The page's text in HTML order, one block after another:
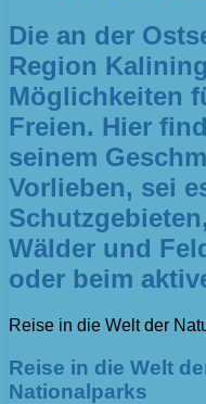
Die an der
Region
Möglichkeiten
Freien. Hier
seinem
Vorlieben, sei
Wälder und
oder beim
Reise in die Welt der
Reise in die Welt
Nationalparks